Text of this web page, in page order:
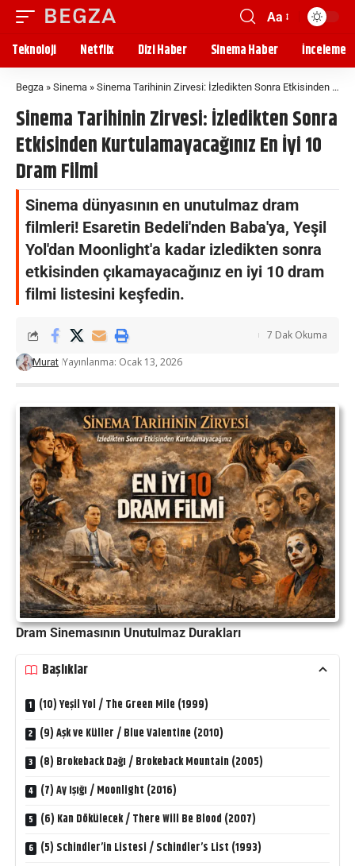
Aa
Teknoloji Netflix Dizi Haber Sinema Haber İnceleme
Begza » Sinema » Sinema Tarihinin Zirvesi: İzledikten Sonra Etkisinden Kurtulamayacağınız En İyi 10 Dram Filmi
Sinema Tarihinin Zirvesi: İzledikten Sonra
Etkisinden Kurtulamayacağınız En İyi 10
Dram Filmi
Sinema dünyasının en unutulmaz dram
filmleri! Esaretin Bedeli'nden Baba'ya, Yeşil
Yol'dan Moonlight'a kadar izledikten sonra
etkisinden çıkamayacağınız en iyi 10 dram
filmi listesini keşfedin.
Murat Yayınlanma: Ocak 13, 2026
7 Dak Okuma
Dram Sinemasının Unutulmaz Durakları
Başlıklar
(10) Yeşil Yol / The Green Mile (1999)
(9) Aşk ve Küller / Blue Valentine (2010)
(8) Brokeback Dağı / Brokeback Mountain (2005)
(7) Ay Işığı / Moonlight (2016)
(6) Kan Dökülecek / There Will Be Blood (2007)
(5) Schindler’in Listesi / Schindler’s List (1993)